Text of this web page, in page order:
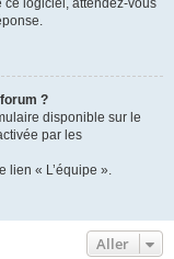
ce logiciel, attendez-vous
?
disponible sur le
par les
lien « L’équipe ».
Aller